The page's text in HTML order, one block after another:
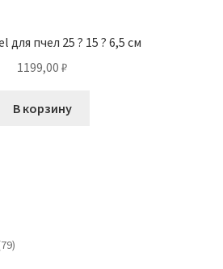
для пчел 25 ? 15 ? 6,5 см
1199,00 ₽
В корзину
7979